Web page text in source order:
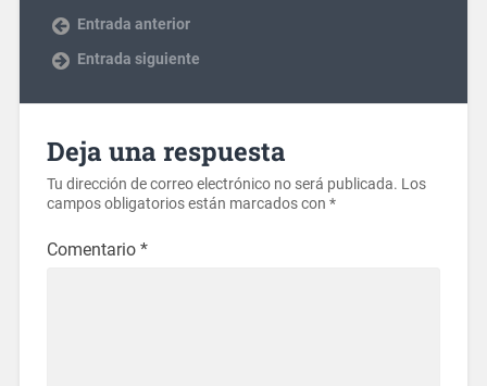
Entrada anterior
Entrada siguiente
Deja una respuesta
Tu dirección de correo electrónico no será publicada. Los
campos obligatorios están marcados con *
Comentario *